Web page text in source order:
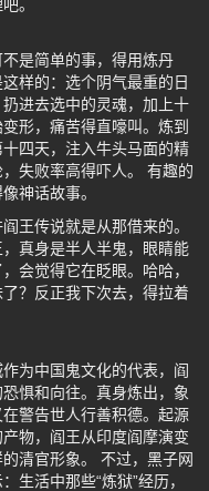
。
是简单的事，得用炼丹
样的：选个阴气最重的日
进去选中的灵魂，加上十
形，痛苦得直嚎叫。炼到
四天，注入牛头马面的精
失败率高得吓人。 有趣的
神话故事。
王传说就是从那借来的。
真身是半人半鬼，眼睛能
会觉得它在眨眼。哈哈，
？反正我下次去，得拉着
为中国鬼文化的代表，阎
惧和向往。真身炼出，象
警告世人行善积德。起源
物，阎王从印度阎摩演变
清官形象。 不过，黑子网
生活中那些“炼狱”经历，